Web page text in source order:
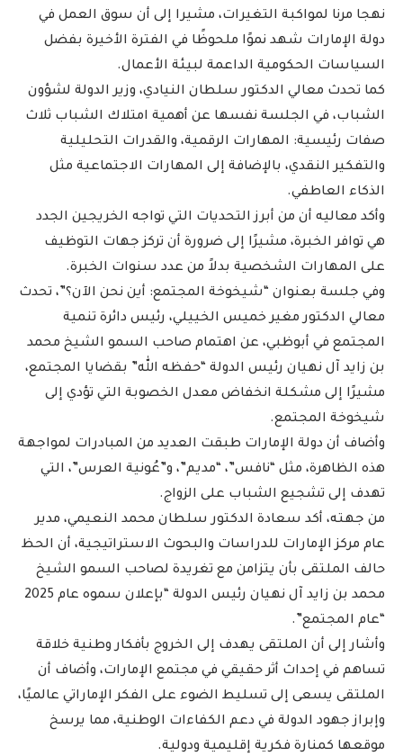
نهجا مرنا لمواكبة التغيرات، مشيرا إلى أن سوق العمل في
دولة الإمارات شهد نموًا ملحوظًا في الفترة الأخيرة بفضل
السياسات الحكومية الداعمة لبيئة الأعمال.
كما تحدث معالي الدكتور سلطان النيادي، وزير الدولة لشؤون
الشباب، في الجلسة نفسها عن أهمية امتلاك الشباب ثلاث
صفات رئيسية: المهارات الرقمية، والقدرات التحليلية
والتفكير النقدي، بالإضافة إلى المهارات الاجتماعية مثل
الذكاء العاطفي.
وأكد معاليه أن من أبرز التحديات التي تواجه الخريجين الجدد
هي توافر الخبرة، مشيرًا إلى ضرورة أن تركز جهات التوظيف
على المهارات الشخصية بدلاً من عدد سنوات الخبرة.
وفي جلسة بعنوان “شيخوخة المجتمع: أين نحن الآن؟”، تحدث
معالي الدكتور مغير خميس الخييلي، رئيس دائرة تنمية
المجتمع في أبوظبي، عن اهتمام صاحب السمو الشيخ محمد
بن زايد آل نهيان رئيس الدولة “حفظه الله” بقضايا المجتمع،
مشيرًا إلى مشكلة انخفاض معدل الخصوبة التي تؤدي إلى
شيخوخة المجتمع.
وأضاف أن دولة الإمارات طبقت العديد من المبادرات لمواجهة
هذه الظاهرة، مثل “نافس”، “مديم”، و”عُونية العرس”، التي
تهدف إلى تشجيع الشباب على الزواج.
من جهته، أكد سعادة الدكتور سلطان محمد النعيمي، مدير
عام مركز الإمارات للدراسات والبحوث الاستراتيجية، أن الحظ
حالف الملتقى بأن يتزامن مع تغريدة لصاحب السمو الشيخ
محمد بن زايد آل نهيان رئيس الدولة “بإعلان سموه عام 2025
“عام المجتمع”.
وأشار إلى أن الملتقى يهدف إلى الخروج بأفكار وطنية خلاقة
تساهم في إحداث أثر حقيقي في مجتمع الإمارات، وأضاف أن
الملتقى يسعى إلى تسليط الضوء على الفكر الإماراتي عالميًا،
وإبراز جهود الدولة في دعم الكفاءات الوطنية، مما يرسخ
موقعها كمنارة فكرية إقليمية ودولية.